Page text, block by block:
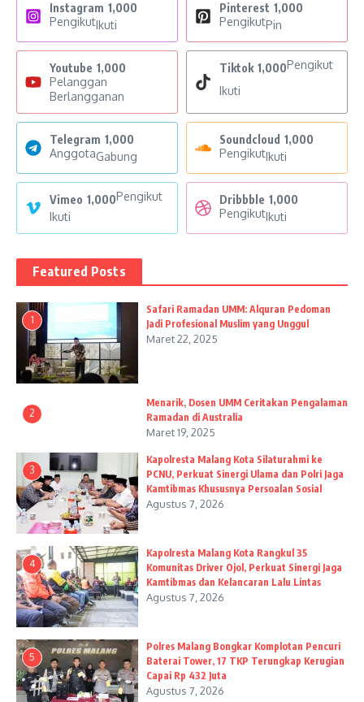
Instagram 1,000
PengikutIkuti
Pinterest 1,000
PengikutPin
Youtube 1,000
Pelanggan
Berlangganan
Tiktok 1,000Pengikut
Ikuti
Telegram 1,000
AnggotaGabung
Soundcloud 1,000
PengikutIkuti
Vimeo 1,000Pengikut
Ikuti
Dribbble 1,000
PengikutIkuti
Featured Posts
1
Safari Ramadan UMM: Alquran Pedoman
Jadi Profesional Muslim yang Unggul
Maret 22, 2025
2
Menarik, Dosen UMM Ceritakan Pengalaman
Ramadan di Australia
Maret 19, 2025
3
Kapolresta Malang Kota Silaturahmi ke
PCNU, Perkuat Sinergi Ulama dan Polri Jaga
Kamtibmas Khususnya Persoalan Sosial
Agustus 7, 2026
4
Kapolresta Malang Kota Rangkul 35
Komunitas Driver Ojol, Perkuat Sinergi Jaga
Kamtibmas dan Kelancaran Lalu Lintas
Agustus 7, 2026
5
Polres Malang Bongkar Komplotan Pencuri
Baterai Tower, 17 TKP Terungkap Kerugian
Capai Rp 432 Juta
Agustus 7, 2026